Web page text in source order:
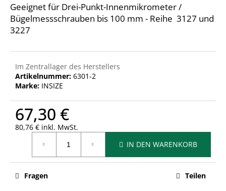
Geeignet für Drei-Punkt-Innenmikrometer /
Bügelmessschrauben bis 100 mm - Reihe 3127 und
3227
Im Zentrallager des Herstellers
Artikelnummer: 6301-2
Marke: INSIZE
67,30 €
80,76 € inkl. MwSt.
IN DEN WARENKORB
Fragen Teilen
e
h
l
n